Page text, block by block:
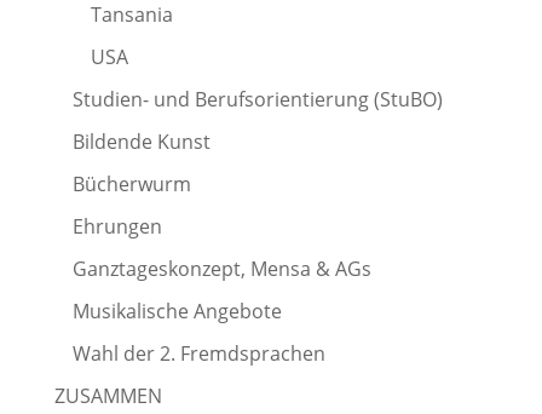
Tansania
USA
Studien- und Berufsorientierung (StuBO)
Bildende Kunst
Bücherwurm
Ehrungen
Ganztageskonzept, Mensa & AGs
Musikalische Angebote
Wahl der 2. Fremdsprachen
ZUSAMMEN